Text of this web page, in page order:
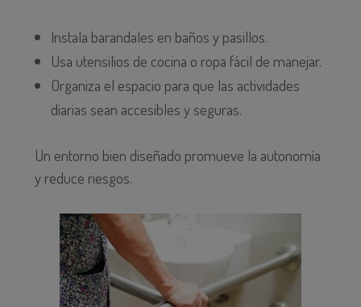
Instala barandales en baños y pasillos.
Usa utensilios de cocina o ropa fácil de manejar.
Organiza el espacio para que las actividades
diarias sean accesibles y seguras.
Un entorno bien diseñado promueve la autonomía
y reduce riesgos.